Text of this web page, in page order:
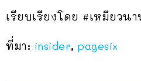
เรียบเรียงโดย #เหมียวนา
ที่มา: insider, pagesix